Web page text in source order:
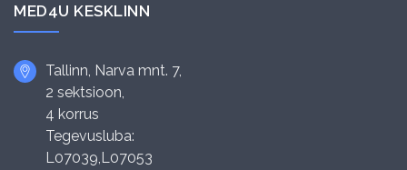
MED4U KESKLINN
Tallinn, Narva mnt. 7,
2 sektsioon,
4 korrus
Tegevusluba:
L07039,L07053